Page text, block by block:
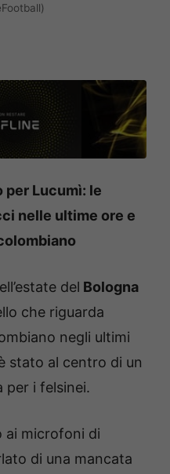
per Lucumì: le
nelle ultime ore e
del Bologna
che riguarda
negli ultimi
stato al centro di un
per i felsinei.
ai microfoni di
di una mancata